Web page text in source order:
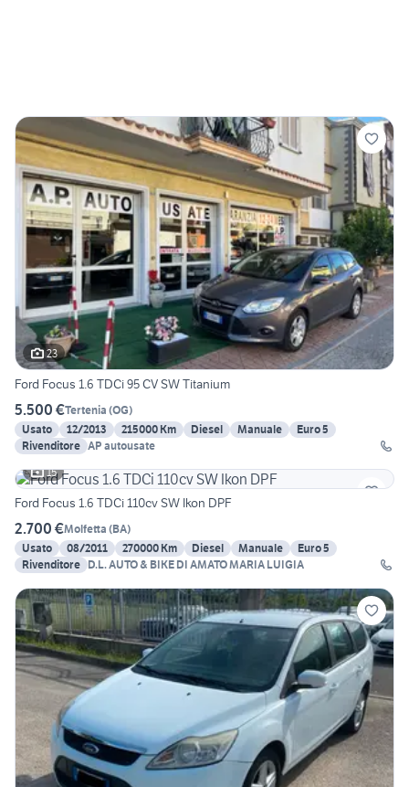
23
Ford Focus 1.6 TDCi 95 CV SW Titanium
5.500 €Tertenia (OG)
Usato
12/2013 215000 Km Diesel Manuale
Euro 5
Rivenditore AP autousate
15
Ford Focus 1.6 TDCi 110cv SW Ikon DPF
2.700 €Molfetta (BA)
Usato
08/2011 270000 Km Diesel Manuale
Euro 5
Rivenditore D.L. AUTO & BIKE DI AMATO MARIA LUIGIA